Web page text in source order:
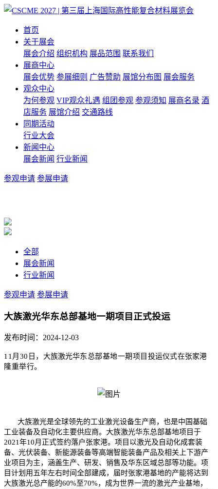
首页
关于展会
展会介绍 组织机构 展品范围 联系我们
展商中心
展会优势 参展细则 广告赞助 展馆分布图 展会服务
观众中心
为何参观 VIP观众礼遇 组团参观 参观须知 展商名录 酒
店服务 展馆介绍 交通路线
同期活动
行业大会
新闻中心
展会新闻 行业新闻
参观申请 参展申请
全部
展会新闻
行业新闻
参观申请 参展申请
大族激光华东总部基地一期项目正式投运
发布时间：2024-12-03
11月30日， 大族激光华东总部基地一期项目 投运仪式在张家港
隆重举行。
大族激光是全球领先的工业激光设备生产商，也是中国基础
工业装备及自动化主要供应商。大族激光华东总部基地项目于
2021年10月正式签约落户张家港。项目以激光及自动化成套装
备、光伏装备、新能源装备等高端智能装备产品及相关上下游产
业项目为主，涵盖生产、研发、销售及华东区域总部等功能。项
目计划用五年左右时间全部建成，届时张家港基地的产能将达到
大族激光总产能的60%至70%，成为世界一流的激光产业基地，